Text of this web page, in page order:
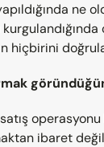
ne
hiçbirini
satış
ibaret